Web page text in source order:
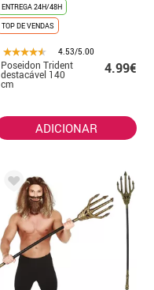
ENTREGA 24H/48H
TOP DE VENDAS
4.53/5.00
Poseidon Trident
destacável 140
cm
4.99€
ADICIONAR